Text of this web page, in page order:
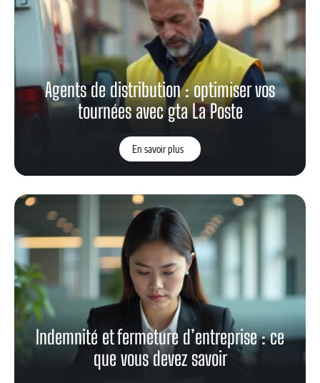
Agents de distribution : optimiser vos
tournées avec gta La Poste
En savoir plus
Indemnité et fermeture d’entreprise : ce
que vous devez savoir